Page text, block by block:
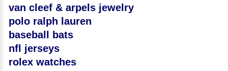
van cleef & arpels jewelry
polo ralph lauren
baseball bats
nfl jerseys
rolex watches